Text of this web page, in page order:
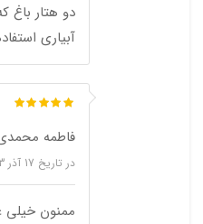
آبیاری
فاطمه
در تاریخ 17 آذر 1403
ممنون خیلی